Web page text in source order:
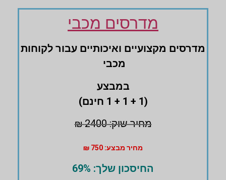
מדרסים מכבי
מדרסים ‏מקצועיים ואיכותיים עבור לקוחות
מכבי
במבצע
(1 + 1 + 1 חינם)
מחיר שוק: 2400 ₪
מחיר מבצע: 750 ₪
החיסכון שלך: 69%